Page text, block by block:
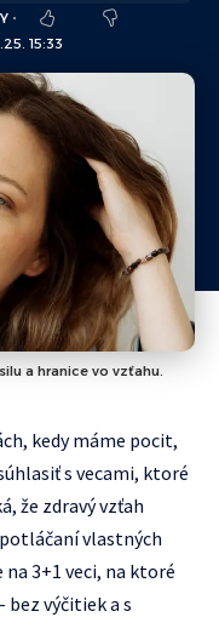
15:33
a hranice vo vzťahu.
kedy máme pocit,
s vecami, ktoré
že zdravý vzťah
vlastných
3+1 veci, na ktoré
bez výčitiek a s